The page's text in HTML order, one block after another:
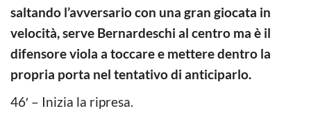
saltando l’avversario con una gran giocata in
velocità, serve Bernardeschi al centro ma è il
difensore viola a toccare e mettere dentro la
propria porta nel tentativo di anticiparlo.
46′ – Inizia la ripresa.